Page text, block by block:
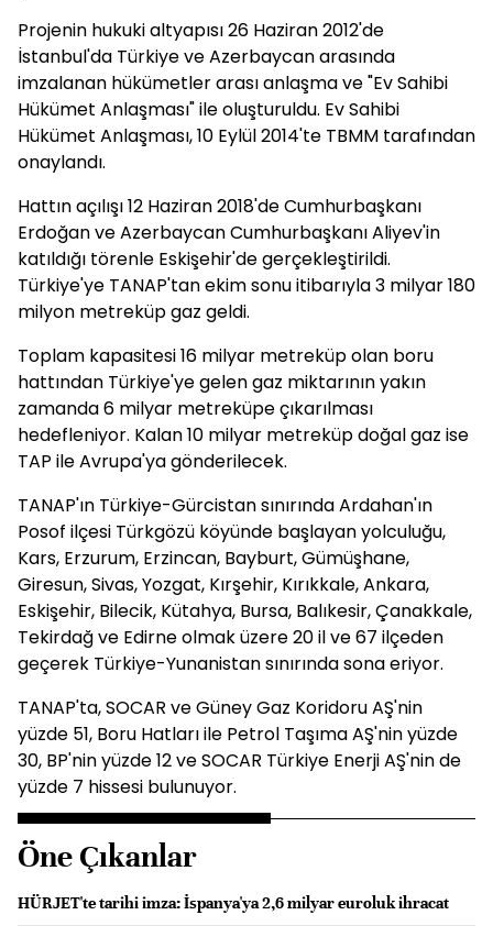
Projenin hukuki altyapısı 26 Haziran 2012'de
İstanbul'da Türkiye ve Azerbaycan arasında
imzalanan hükümetler arası anlaşma ve "Ev Sahibi
Hükümet Anlaşması" ile oluşturuldu. Ev Sahibi
Hükümet Anlaşması, 10 Eylül 2014'te TBMM tarafından
onaylandı.
Hattın açılışı 12 Haziran 2018'de Cumhurbaşkanı
Erdoğan ve Azerbaycan Cumhurbaşkanı Aliyev'in
katıldığı törenle Eskişehir'de gerçekleştirildi.
Türkiye'ye TANAP'tan ekim sonu itibarıyla 3 milyar 180
milyon metreküp gaz geldi.
Toplam kapasitesi 16 milyar metreküp olan boru
hattından Türkiye'ye gelen gaz miktarının yakın
zamanda 6 milyar metreküpe çıkarılması
hedefleniyor. Kalan 10 milyar metreküp doğal gaz ise
TAP ile Avrupa'ya gönderilecek.
TANAP'ın Türkiye-Gürcistan sınırında Ardahan'ın
Posof ilçesi Türkgözü köyünde başlayan yolculuğu,
Kars, Erzurum, Erzincan, Bayburt, Gümüşhane,
Giresun, Sivas, Yozgat, Kırşehir, Kırıkkale, Ankara,
Eskişehir, Bilecik, Kütahya, Bursa, Balıkesir, Çanakkale,
Tekirdağ ve Edirne olmak üzere 20 il ve 67 ilçeden
geçerek Türkiye-Yunanistan sınırında sona eriyor.
TANAP'ta, SOCAR ve Güney Gaz Koridoru AŞ'nin
yüzde 51, Boru Hatları ile Petrol Taşıma AŞ'nin yüzde
30, BP'nin yüzde 12 ve SOCAR Türkiye Enerji AŞ'nin de
yüzde 7 hissesi bulunuyor.
Öne Çıkanlar
HÜRJET'te tarihi imza: İspanya'ya 2,6 milyar euroluk ihracat